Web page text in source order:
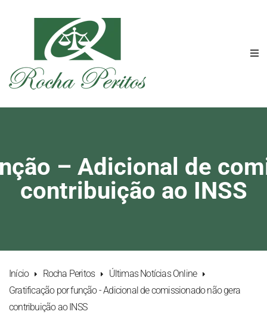
– Adicional de
contribuição ao INSS
Início Rocha Peritos
Últimas Notícias Online
Gratificação por função - Adicional de comissionado não gera
contribuição ao INSS